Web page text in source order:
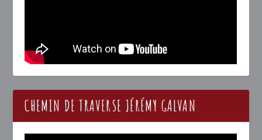
CHEMIN DE TRAVERSE JÉRÉMY GALVAN